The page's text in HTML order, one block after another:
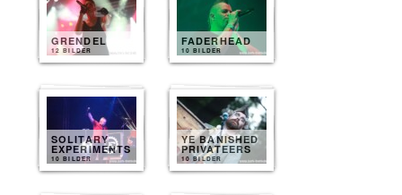
GRENDEL
12 BILDER
FADERHEAD
10 BILDER
SOLITARY
EXPERIMENTS
10 BILDER
YE BANISHED
PRIVATEERS
10 BILDER